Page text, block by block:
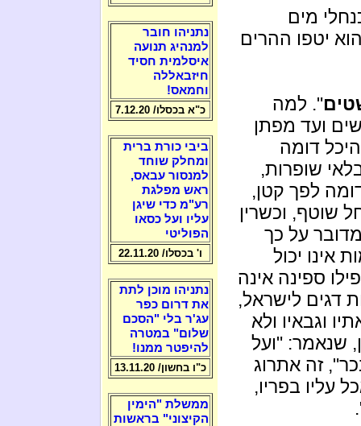
מים
יטפו ההרים
". למה
ועד מפתן
דומה
שופרות,
לפך קטן,
שוטף, וכשרין
על כך
אינו יכול
ספינה אינה
דגים לישראל,
וגבאיו ולא
שנאמר: "ועל
זה אתרוג
עליו בפריו,
נתניהו חובר
למנהיג תנועה
איסלמית חסיד
חיזבאללה
וחמאס!
כ"א בכסלו/ 7.12.20
ביבי כורת ברית
ומחלק שוחד
למנסור עבאס,
ראש מפלגת
רע"מ כדי שיגן
עליו ועל כסאו
הפוליטי
ו' בכסלו/ 22.11.20
נתניהו מוכן לתת
את דרום כפר
עג'ר בלי "הסכם
שלום" במטרה
להיפטר ממנו!
כ"ו בחשון/ 13.11.20
ממשלת "הימין
הקיצוני" בראשות